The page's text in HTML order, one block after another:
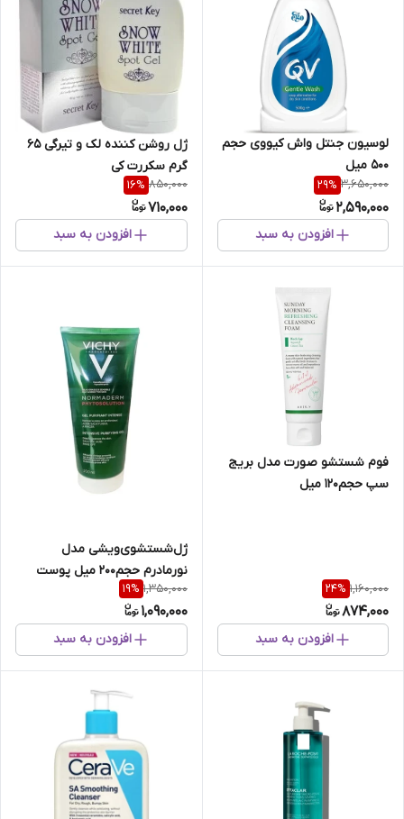
لوسیون جنتل واش کیووی حجم
500 میل
3,650,000
29%
2,590,000
افزودن به سبد
ژل‌ روشن‌ کننده‌ لک‌ و تیرگی 65
گرم سکررت کی
850,000
16%
710,000
افزودن به سبد
فوم‌ شستشو صورت‌ مدل بریج
سپ حجم120 میل
1,160,000
24%
874,000
افزودن به سبد
ژل‌شستشوی‌ویشی مدل‌
نورمادرم حجم200 میل پوست‌
چرب‌ و جوش دار
1,350,000
19%
1,090,000
افزودن به سبد